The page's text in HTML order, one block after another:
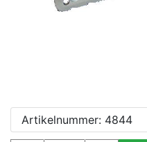
Artikelnummer: 4844